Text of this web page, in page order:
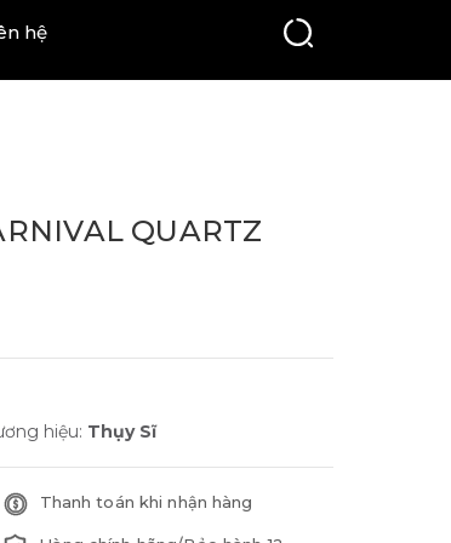
hệ
QUARTZ
hiệu: Thụy Sĩ
Thanh toán khi nhận hàng